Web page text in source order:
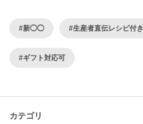
#新◯◯ #生産者直伝レシピ付き
#ギフト対応可
カテゴリ